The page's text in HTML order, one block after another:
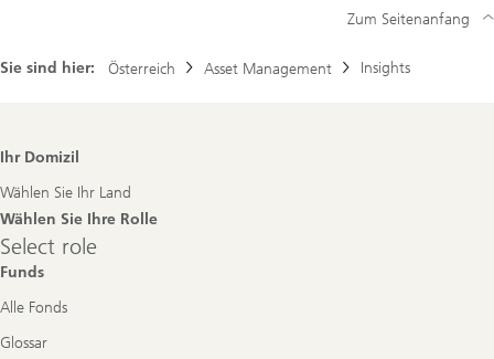
Sie sind hier: Österreich Asset Management Insights
Zum Seitenanfang
Footer
Ihr Domizil
Wählen Sie Ihr Land
Wählen Sie Ihre Rolle
Select
role
Select role
Funds
Alle Fonds
Glossar